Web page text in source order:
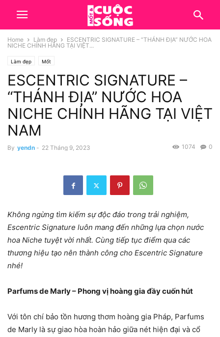
Home Làm đẹp
ESCENTRIC SIGNATURE – “THÁNH ĐỊA” NƯỚC HOA
NICHE CHÍNH HÃNG TẠI VIỆT...
Làm đẹp Mốt
ESCENTRIC SIGNATURE –
“THÁNH ĐỊA” NƯỚC HOA
NICHE CHÍNH HÃNG TẠI VIỆT
NAM
By yendn - 22 Tháng 9, 2023 0
1074
Không ngừng tìm kiếm sự độc đáo trong trải nghiệm,
Escentric Signature luôn mang đến những lựa chọn nước
hoa Niche tuyệt vời nhất. Cùng tiếp tục điểm qua các
thương hiệu tạo nên thành công cho Escentric Signature
nhé!
Parfums de Marly – Phong vị hoàng gia đầy cuốn hút
Với tôn chí bảo tồn hương thơm hoàng gia Pháp, Parfums
de Marly là sự giao hòa hoàn hảo giữa nét hiện đại và cổ